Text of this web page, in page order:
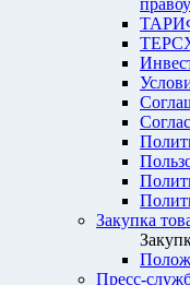
Закупка
Пресс-